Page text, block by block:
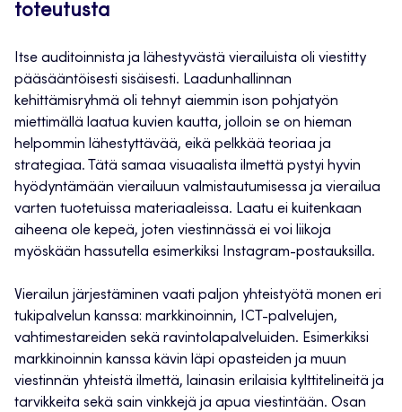
toteutusta
Itse auditoinnista ja lähestyvästä vierailuista oli viestitty
pääsääntöisesti sisäisesti. Laadunhallinnan
kehittämisryhmä oli tehnyt aiemmin ison pohjatyön
miettimällä laatua kuvien kautta, jolloin se on hieman
helpommin lähestyttävää, eikä pelkkää teoriaa ja
strategiaa. Tätä samaa visuaalista ilmettä pystyi hyvin
hyödyntämään vierailuun valmistautumisessa ja vierailua
varten tuotetuissa materiaaleissa. Laatu ei kuitenkaan
aiheena ole kepeä, joten viestinnässä ei voi liikoja
myöskään hassutella esimerkiksi Instagram-postauksilla.
Vierailun järjestäminen vaati paljon yhteistyötä monen eri
tukipalvelun kanssa: markkinoinnin, ICT-palvelujen,
vahtimestareiden sekä ravintolapalveluiden. Esimerkiksi
markkinoinnin kanssa kävin läpi opasteiden ja muun
viestinnän yhteistä ilmettä, lainasin erilaisia kylttitelineitä ja
tarvikkeita sekä sain vinkkejä ja apua viestintään. Osan